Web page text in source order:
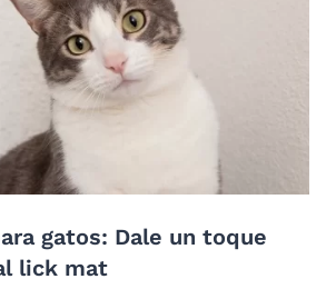
gatos: Dale un toque
lick mat